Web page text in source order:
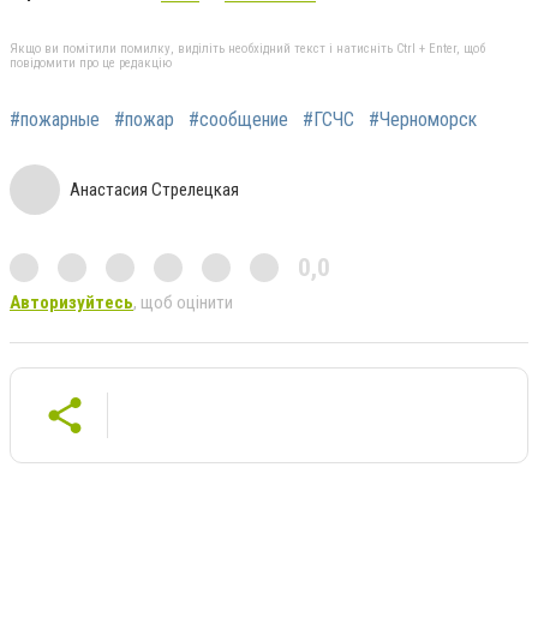
Якщо ви помітили помилку, виділіть необхідний текст і натисніть Ctrl + Enter, щоб
повідомити про це редакцію
#пожарные #пожар #сообщение #ГСЧС #Черноморск
Анастасия Стрелецкая
0,0
Авторизуйтесь, щоб оцінити